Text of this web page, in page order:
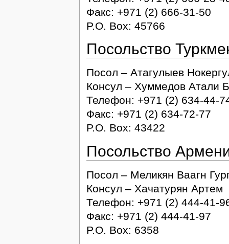
Факс: +971 (2) 666-31-50
P.O. Box: 45766
Посольство
Посол – Атагулыев
Консул – Хуммедов Атали
Телефон: +971 (2) 634-44-
Факс: +971 (2) 634-72-77
P.O. Box: 43422
Посольство
Посол – Меликян Ваагн
Консул – Хачатурян Артем
Телефон: +971 (2) 444-41-
Факс: +971 (2) 444-41-97
P.O. Box: 6358